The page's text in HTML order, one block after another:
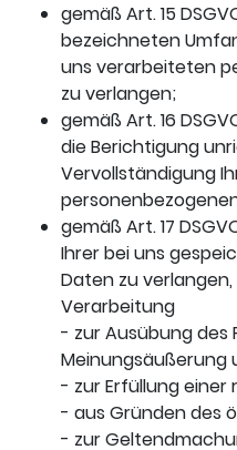
gemäß Art. 15
bezeichneten
uns verarbeiteten
zu verlangen;
gemäß Art. 16
die Berichtigung
Vervollständigung
gemäß Art. 17
Ihrer bei uns
Daten zu
Verarbeitung
- zur Ausübung des
Meinungsäußerung
- zur Erfüllung
- aus Gründen des
- zur